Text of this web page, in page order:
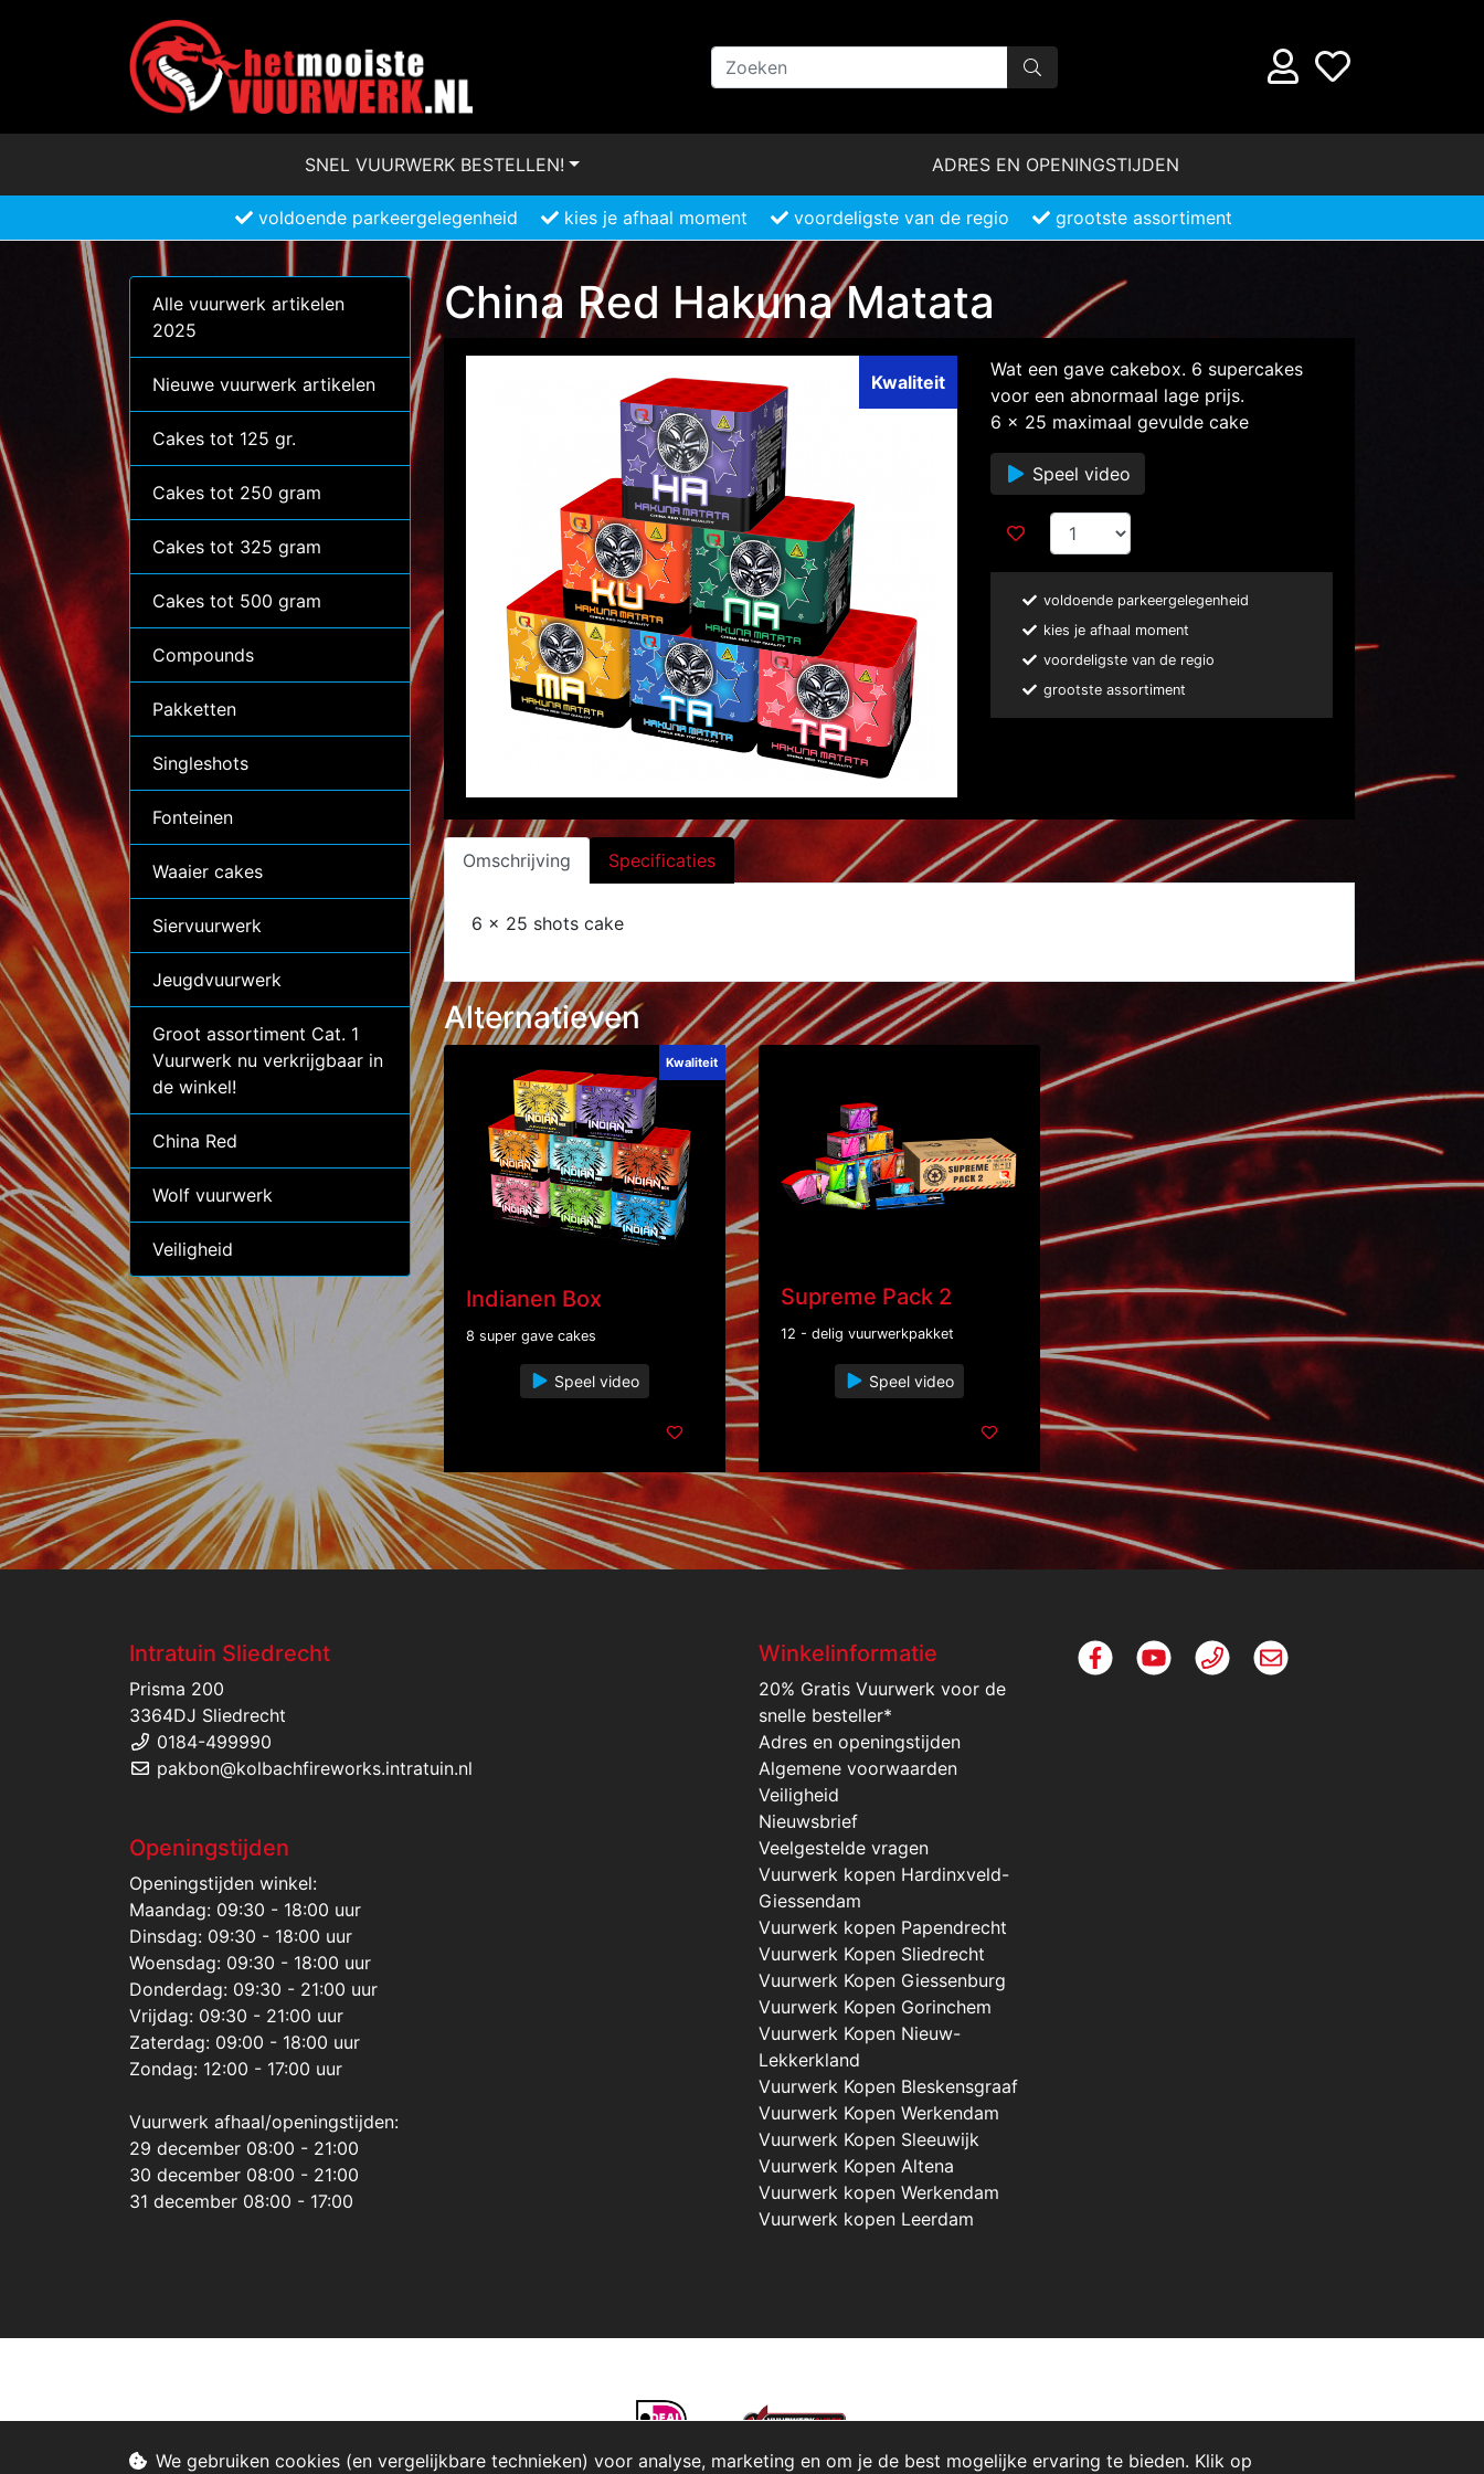
SNEL VUURWERK BESTELLEN! ADRES EN OPENINGSTIJDEN
voldoende parkeergelegenheid kies je afhaal moment voordeligste van de regio grootste assortiment
Alle vuurwerk artikelen
2025
Nieuwe vuurwerk artikelen
Cakes tot 125 gr.
Cakes tot 250 gram
Cakes tot 325 gram
Cakes tot 500 gram
Compounds
Pakketten
Singleshots
Fonteinen
Waaier cakes
Siervuurwerk
Jeugdvuurwerk
Groot assortiment Cat. 1
Vuurwerk nu verkrijgbaar in
de winkel!
China Red
Wolf vuurwerk
Veiligheid
China Red Hakuna Matata
Kwaliteit
Wat een gave cakebox. 6 supercakes
voor een abnormaal lage prijs.
6 x 25 maximaal gevulde cake
Speel video
voldoende parkeergelegenheid
kies je afhaal moment
voordeligste van de regio
grootste assortiment
Omschrijving Specificaties
6 x 25 shots cake
Alternatieven
Kwaliteit
Indianen Box
8 super gave cakes
Speel video
Supreme Pack 2
12 - delig vuurwerkpakket
Speel video
We gebruiken cookies (en vergelijkbare technieken) voor analyse, marketing en om je de best mogelijke ervaring te bieden. Klik op
Intratuin Sliedrecht
Prisma 200
3364DJ Sliedrecht
0184-499990
pakbon@kolbachfireworks.intratuin.nl
Openingstijden
Openingstijden winkel:
Maandag: 09:30 - 18:00 uur
Dinsdag: 09:30 - 18:00 uur
Woensdag: 09:30 - 18:00 uur
Donderdag: 09:30 - 21:00 uur
Vrijdag: 09:30 - 21:00 uur
Zaterdag: 09:00 - 18:00 uur
Zondag: 12:00 - 17:00 uur
Vuurwerk afhaal/openingstijden:
29 december 08:00 - 21:00
30 december 08:00 - 21:00
31 december 08:00 - 17:00
Winkelinformatie
20% Gratis Vuurwerk voor de
snelle besteller*
Adres en openingstijden
Algemene voorwaarden
Veiligheid
Nieuwsbrief
Veelgestelde vragen
Vuurwerk kopen Hardinxveld-
Giessendam
Vuurwerk kopen Papendrecht
Vuurwerk Kopen Sliedrecht
Vuurwerk Kopen Giessenburg
Vuurwerk Kopen Gorinchem
Vuurwerk Kopen Nieuw-
Lekkerkland
Vuurwerk Kopen Bleskensgraaf
Vuurwerk Kopen Werkendam
Vuurwerk Kopen Sleeuwijk
Vuurwerk Kopen Altena
Vuurwerk kopen Werkendam
Vuurwerk kopen Leerdam